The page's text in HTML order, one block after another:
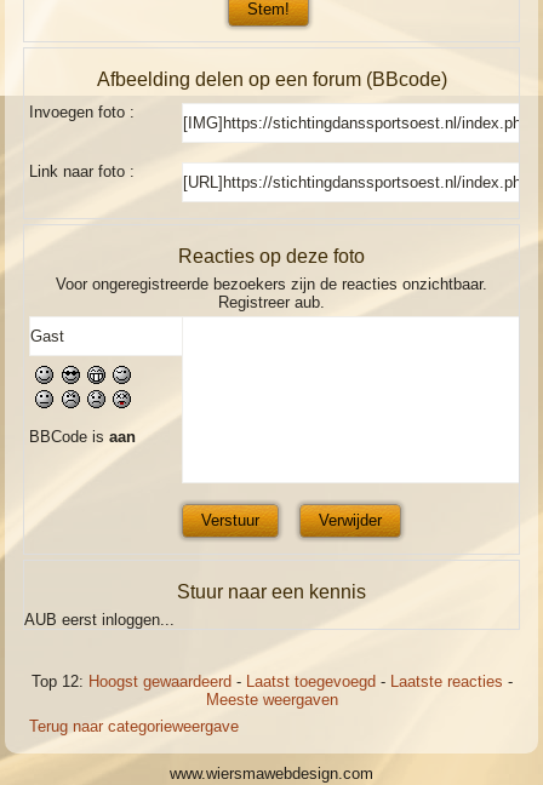
Afbeelding delen op een forum (BBcode)
Invoegen foto :
Link naar foto :
Reacties op deze foto
Voor ongeregistreerde bezoekers zijn de reacties onzichtbaar.
Registreer aub.
BBCode isaan
Stuur naar een kennis
AUB eerst inloggen...
Top 12: Hoogst gewaardeerd - Laatst toegevoegd - Laatste reacties -
Meeste weergaven
Terug naar categorieweergave
www.wiersmawebdesign.com